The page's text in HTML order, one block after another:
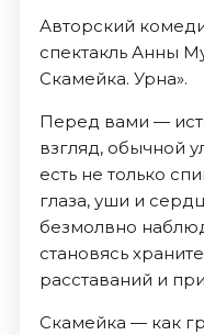
Авторский
спектакль Анны
Скамейка. Урна».
Перед вами —
взгляд, обычной
есть не только
глаза, уши и
безмолвно
становясь
расставаний и
Скамейка — как